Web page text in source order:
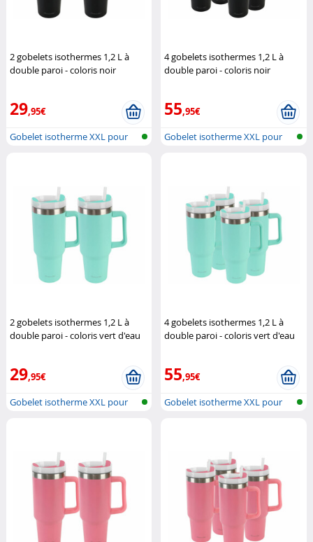
2 gobelets isothermes 1,2 L à
double paroi - coloris noir
29,95€
Gobelet isotherme XXL pour
4 gobelets isothermes 1,2 L à
double paroi - coloris noir
55,95€
Gobelet isotherme XXL pour
2 gobelets isothermes 1,2 L à
double paroi - coloris vert d'eau
29,95€
Gobelet isotherme XXL pour
4 gobelets isothermes 1,2 L à
double paroi - coloris vert d'eau
55,95€
Gobelet isotherme XXL pour